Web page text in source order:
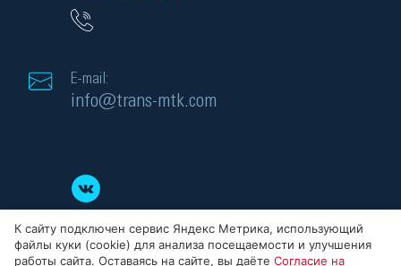
E-mail:
info@trans-mtk.com
К сайту подключен сервис Яндекс Метрика, использующий
файлы куки (cookie) для анализа посещаемости и улучшения
работы сайта. Оставаясь на сайте, вы даёте Согласие на